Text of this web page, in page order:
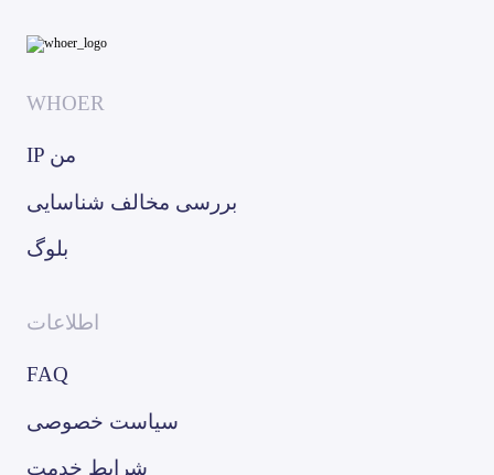
WHOER
IP من
بررسی مخالف شناسایی
بلوگ
اطلاعات
FAQ
سیاست خصوصی
شرایط خدمت